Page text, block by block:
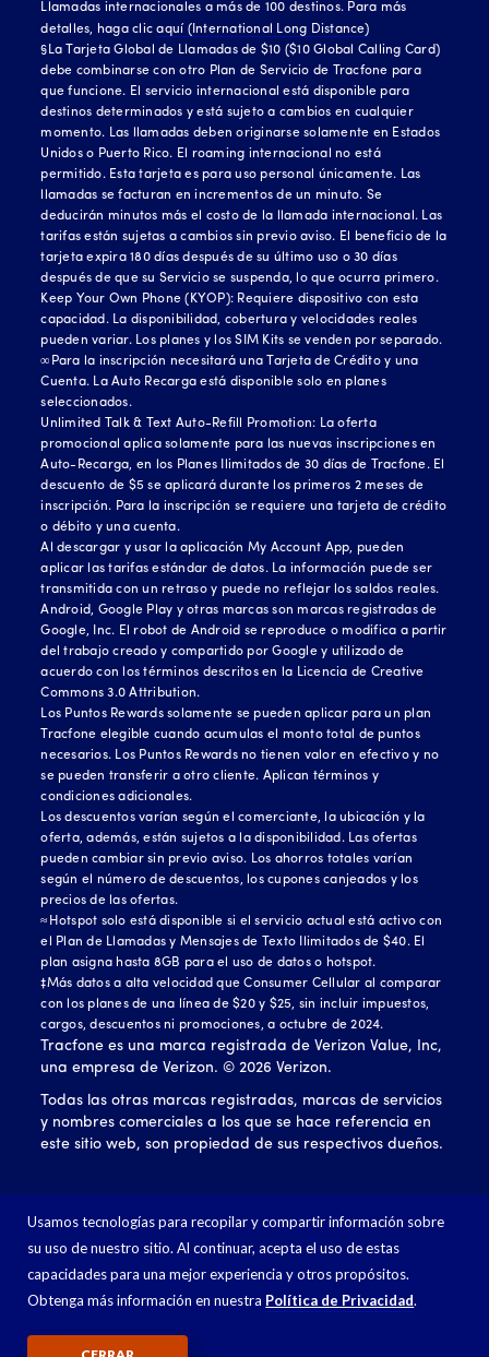
Llamadas internacionales a más de 100 destinos. Para más
detalles, haga clicaquí (International Long Distance)
§La Tarjeta Global de Llamadas de $10 ($10 Global Calling Card)
debe combinarse con otro Plan de Servicio de Tracfone para
que funcione. El servicio internacional está disponible para
destinos determinados y está sujeto a cambios en cualquier
momento. Las llamadas deben originarse solamente en Estados
Unidos o Puerto Rico. El roaming internacional no está
permitido. Esta tarjeta es para uso personal únicamente. Las
llamadas se facturan en incrementos de un minuto. Se
deducirán minutos más el costo de la llamada internacional. Las
tarifas están sujetas a cambios sin previo aviso. El beneficio de la
tarjeta expira 180 días después de su último uso o 30 días
después de que su Servicio se suspenda, lo que ocurra primero.
Keep Your Own Phone (KYOP): Requiere dispositivo con esta
capacidad. La disponibilidad, cobertura y velocidades reales
pueden variar. Los planes y los SIM Kits se venden por separado.
∞Para la inscripción necesitará una Tarjeta de Crédito y una
Cuenta. La Auto Recarga está disponible solo en planes
seleccionados.
Unlimited Talk & Text Auto-Refill Promotion: La oferta
promocional aplica solamente para las nuevas inscripciones en
Auto-Recarga, en los Planes Ilimitados de 30 días de Tracfone. El
descuento de $5 se aplicará durante los primeros 2 meses de
inscripción. Para la inscripción se requiere una tarjeta de crédito
o débito y una cuenta.
Al descargar y usar la aplicación My Account App, pueden
aplicar las tarifas estándar de datos. La información puede ser
transmitida con un retraso y puede no reflejar los saldos reales.
Android, Google Play y otras marcas son marcas registradas de
Google, Inc. El robot de Android se reproduce o modifica a partir
del trabajo creado y compartido por Google y utilizado de
acuerdo con los términos descritos en la Licencia de Creative
Commons 3.0 Attribution.
Los Puntos Rewards solamente se pueden aplicar para un plan
Tracfone elegible cuando acumulas el monto total de puntos
necesarios. Los Puntos Rewards no tienen valor en efectivo y no
se pueden transferir a otro cliente. Aplican términos y
condiciones adicionales.
Los descuentos varían según el comerciante, la ubicación y la
oferta, además, están sujetos a la disponibilidad. Las ofertas
pueden cambiar sin previo aviso. Los ahorros totales varían
según el número de descuentos, los cupones canjeados y los
precios de las ofertas.
≈Hotspot solo está disponible si el servicio actual está activo con
el Plan de Llamadas y Mensajes de Texto Ilimitados de $40. El
plan asigna hasta 8GB para el uso de datos o hotspot.
‡Más datos a alta velocidad que Consumer Cellular al comparar
con los planes de una línea de $20 y $25, sin incluir impuestos,
cargos, descuentos ni promociones, a octubre de 2024.
Tracfone es una marca registrada de Verizon Value, Inc,
una empresa de Verizon. ©2026 Verizon.
Todas las otras marcas registradas, marcas de servicios
y nombres comerciales a los que se hace referencia en
este sitio web, son propiedad de sus respectivos dueños.
Usamos tecnologías para recopilar y compartir información sobre
su uso de nuestro sitio. Al continuar, acepta el uso de estas
capacidades para una mejor experiencia y otros propósitos.
Obtenga más información en nuestra Política de Privacidad.
CERRAR